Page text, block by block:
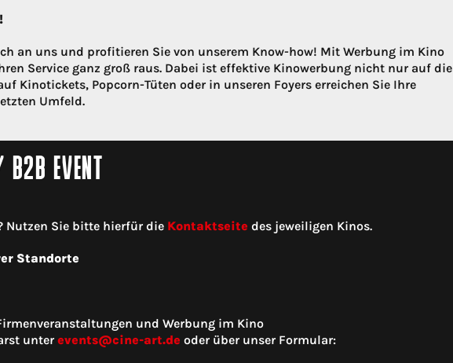
an uns und profitieren Sie von unserem Know-how! Mit Werbung im Kino
Service ganz groß raus. Dabei ist effektive Kinowerbung nicht nur auf die
Kinotickets, Popcorn-Tüten oder in unseren Foyers erreichen Sie Ihre
Umfeld.
EVENT
Nutzen Sie bitte hierfür die Kontaktseite des jeweiligen Kinos.
Standorte
und Werbung im Kino
unter events@cine-art.de oder über unser Formular: